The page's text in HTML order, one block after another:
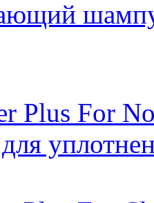
Plus For